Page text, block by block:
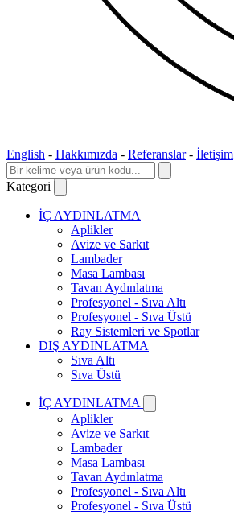
English - Hakkımızda - Referanslar - İletişim
Kategori
İÇ AYDINLATMA
Aplikler
Avize ve Sarkıt
Lambader
Masa Lambası
Tavan Aydınlatma
Profesyonel - Sıva Altı
Profesyonel - Sıva Üstü
Ray Sistemleri ve Spotlar
DIŞ AYDINLATMA
Sıva Altı
Sıva Üstü
İÇ AYDINLATMA
Aplikler
Avize ve Sarkıt
Lambader
Masa Lambası
Tavan Aydınlatma
Profesyonel - Sıva Altı
Profesyonel - Sıva Üstü